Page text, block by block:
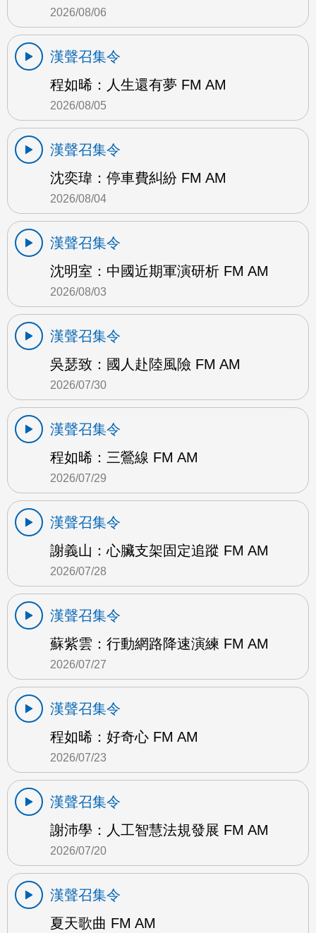
2026/08/06
漢聲召集令
程如晞：人生還有夢 FM AM
2026/08/05
漢聲召集令
沈奕瑋：停車費糾紛 FM AM
2026/08/04
漢聲召集令
沈明室：中國近期軍演研析 FM AM
2026/08/03
漢聲召集令
吳瑟致：國人赴陸風險 FM AM
2026/07/30
漢聲召集令
程如晞：三鶯線 FM AM
2026/07/29
漢聲召集令
謝義山：心臟支架固定追蹤 FM AM
2026/07/28
漢聲召集令
蘇紫雲：行動網路降速演練 FM AM
2026/07/27
漢聲召集令
程如晞：好奇心 FM AM
2026/07/23
漢聲召集令
謝沛學：人工智慧法規發展 FM AM
2026/07/20
漢聲召集令
夏天歌曲 FM AM